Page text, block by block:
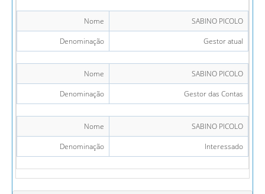
Nome
SABINO PICOLO
Denominação
Gestor atual
Nome
SABINO PICOLO
Denominação
Gestor das Contas
Nome
SABINO PICOLO
Denominação
Interessado